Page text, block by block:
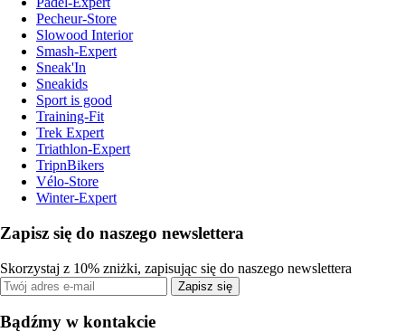
Pecheur-Store
Slowood Interior
Smash-Expert
Sneak'In
Sneakids
Sport is good
Training-Fit
Trek Expert
Triathlon-Expert
TripnBikers
Vélo-Store
Winter-Expert
Zapisz się do naszego newslettera
Skorzystaj z 10% zniżki, zapisując się do naszego newslettera
Zapisz się
Bądźmy w kontakcie